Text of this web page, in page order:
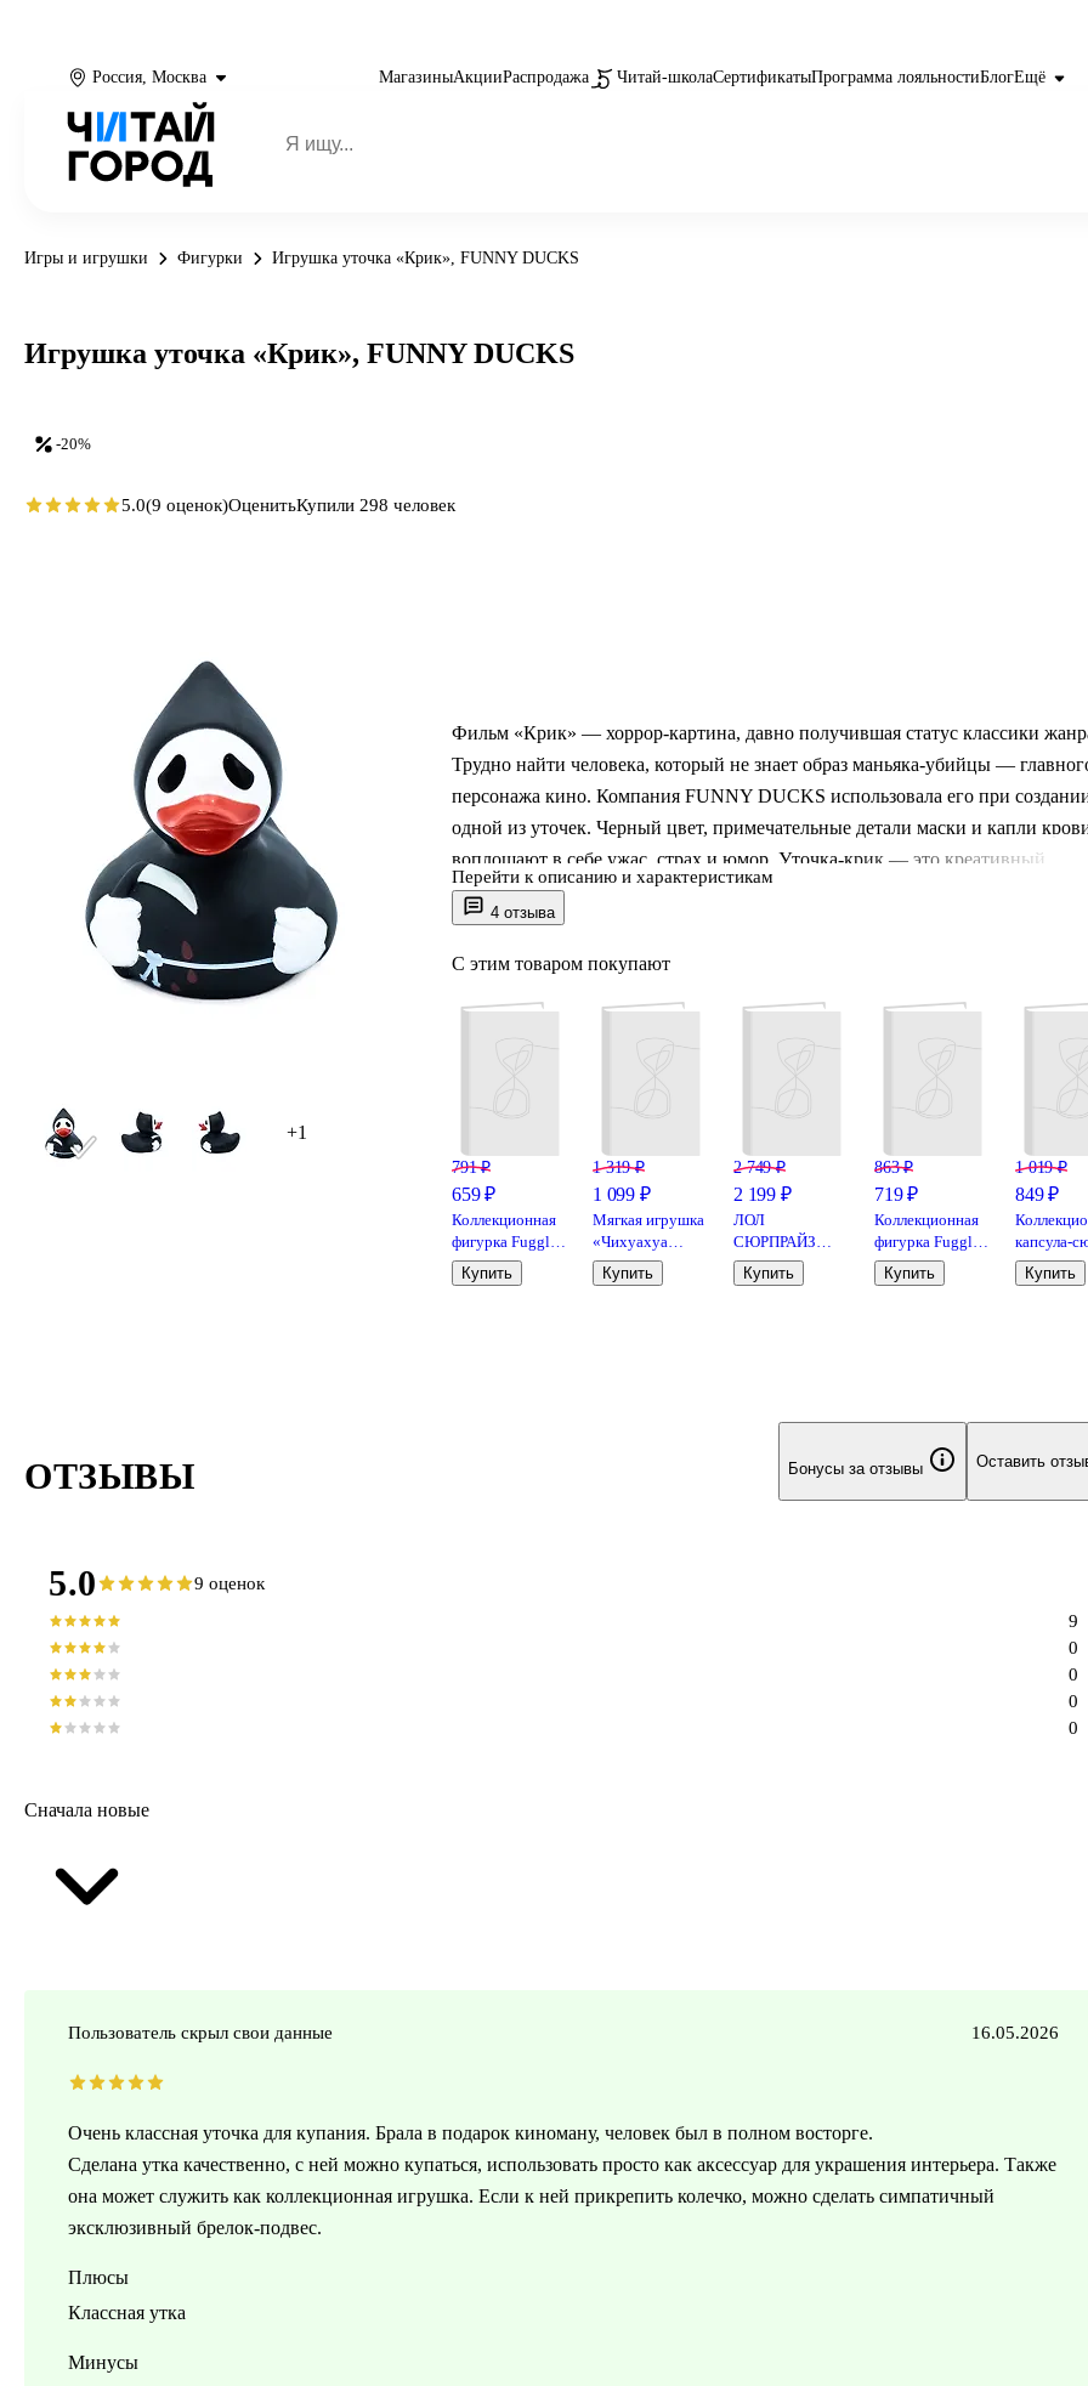
Россия, Москва МагазиныАкцииРаспродажа Читай-школаСертификатыПрограмма лояльностиБлогЕщё
Игры и игрушки Фигурки Игрушка уточка «Крик», FUNNY DUCKS
+1
4 отзыва
Фильм «Крик» — хоррор-картина, давно получившая статус классики
Трудно найти человека, который не знает образ маньяка-убийцы —
персонажа кино. Компания FUNNY DUCKS использовала его при
одной из уточек. Черный цвет, примечательные детали маски и капли
воплощают в себе ужас, страх и юмор. Уточка-крик — это креативный
подарок любителю ужасов и тому, кто любит все оригинальное и
эксклюзивное.уточка-крик идеально дополнит витрину с товарами для
Хэллоуина. Вся продукция, представленная на сайте, отличается
содержит токсических веществ, безопасен для детей. Стоит выделить и
Перейти к описанию и характеристикам
С этим товаром покупают
791 ₽
659 ₽
Коллекционная
фигурка Fugglers
Безумный
кролик
Купить
1 319 ₽
1 099 ₽
Мягкая игрушка
«Чихуахуа
розовая», 25 см
Купить
2 749 ₽
2 199 ₽
ЛОЛ
СЮРПРАЙЗ
Кукла в шаре
Hello Kitty &
Купить
863 ₽
719 ₽
Коллекционная
фигурка Fugglers
Персиковый
малыш (белый)
Купить
1 019 ₽
849 ₽
капсула-
Чашка
Hello Kitty,
Купить
-20%
Игрушка уточка «Крик», FUNNY DUCKS
5.0(9 оценок)ОценитьКупили 298 человек
ОТЗЫВЫ Бонусы за отзывы Оставить
5.0 9 оценок
0
0
0
0
9
Сначала новые
Пользователь скрыл свои данные 16.05.2026
Очень классная уточка для купания. Брала в подарок киноману, человек был в полном восторге.
Сделана утка качественно, с ней можно купаться, использовать просто как аксессуар для украшения интерьера. Также
она может служить как коллекционная игрушка. Если к ней прикрепить колечко, можно сделать симпатичный
эксклюзивный брелок-подвес.
Плюсы
Классная утка
Минусы